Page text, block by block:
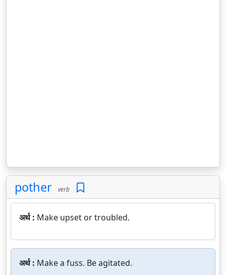
pother verb
अर्थ : Make upset or troubled.
अर्थ : Make a fuss. Be agitated.